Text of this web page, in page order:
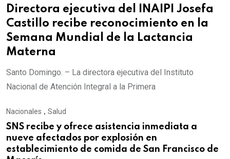
Directora ejecutiva del INAIPI Josefa
Castillo recibe reconocimiento en la
Semana Mundial de la Lactancia
Materna
Santo Domingo. – La directora ejecutiva del Instituto
Nacional de Atención Integral a la Primera
Nacionales , Salud
SNS recibe y ofrece asistencia inmediata a
nueve afectados por explosión en
establecimiento de comida de San Francisco de